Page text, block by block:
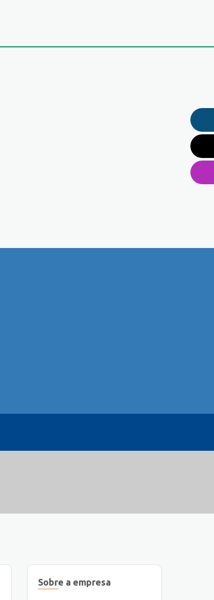
Sobre a empresa